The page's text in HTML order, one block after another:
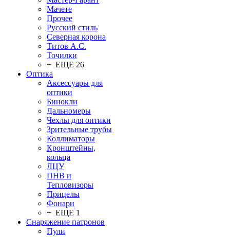
Мачете
Прочее
Русский стиль
Северная корона
Титов А.С.
Точилки
+ ЕЩЕ 26
Оптика
Аксессуары для
оптики
Бинокли
Дальномеры
Чехлы для оптики
Зрительные трубы
Коллиматоры
Кронштейны,
кольца
ЛЦУ
ПНВ и
Тепловизоры
Прицелы
Фонари
+ ЕЩЕ 1
Снаряжение патронов
Пули